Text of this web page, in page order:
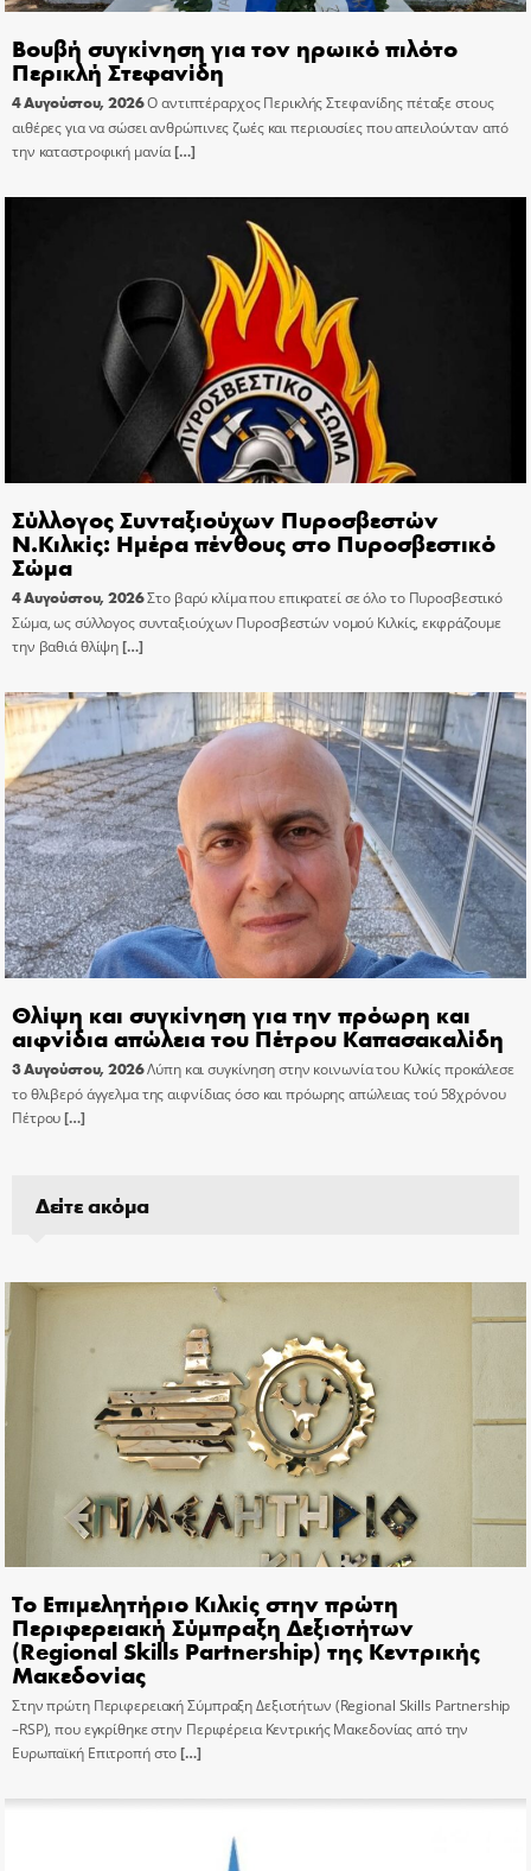
Βουβή συγκίνηση για τον ηρωικό πιλότο
Περικλή Στεφανίδη
4 Αυγούστου, 2026Ο αντιπτέραρχος Περικλής Στεφανίδης πέταξε στους
αιθέρες για να σώσει ανθρώπινες ζωές και περιουσίες που απειλούνταν από
την καταστροφική μανία[…]
Σύλλογος Συνταξιούχων Πυροσβεστών
Ν.Κιλκίς: Ημέρα πένθους στο Πυροσβεστικό
Σώμα
4 Αυγούστου, 2026Στο βαρύ κλίμα που επικρατεί σε όλο το Πυροσβεστικό
Σώμα, ως σύλλογος συνταξιούχων Πυροσβεστών νομού Κιλκίς, εκφράζουμε
την βαθιά θλίψη[…]
Θλίψη και συγκίνηση για την πρόωρη και
αιφνίδια απώλεια του Πέτρου Καπασακαλίδη
3 Αυγούστου, 2026Λύπη και συγκίνηση στην κοινωνία του Κιλκίς προκάλεσε
το θλιβερό άγγελμα της αιφνίδιας όσο και πρόωρης απώλειας τού 58χρόνου
Πέτρου[…]
Δείτε ακόμα
Το Επιμελητήριο Κιλκίς στην πρώτη
Περιφερειακή Σύμπραξη Δεξιοτήτων
(Regional Skills Partnership) της Κεντρικής
Μακεδονίας
Στην πρώτη Περιφερειακή Σύμπραξη Δεξιοτήτων (Regional Skills Partnership
–RSP), που εγκρίθηκε στην Περιφέρεια Κεντρικής Μακεδονίας από την
Ευρωπαϊκή Επιτροπή στο[…]